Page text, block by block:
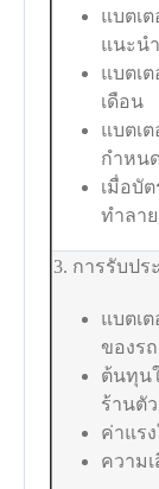
แบตเ
แนะน
แบตเ
เดือน
แบตเ
กำหน
เมื่อบั
ทำลา
3. การรับปร
แบตเ
ของร
ต้นทุน
ร้านตั
ค่าแร
ความ